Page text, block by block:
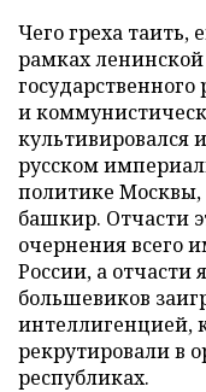
Чего греха таить,
рамках
и
культивировался
русском
политике
башкир. Отчасти
очернения всего
России, а отчасти
большевиков
интеллигенцией,
рекрутировали в
республиках.